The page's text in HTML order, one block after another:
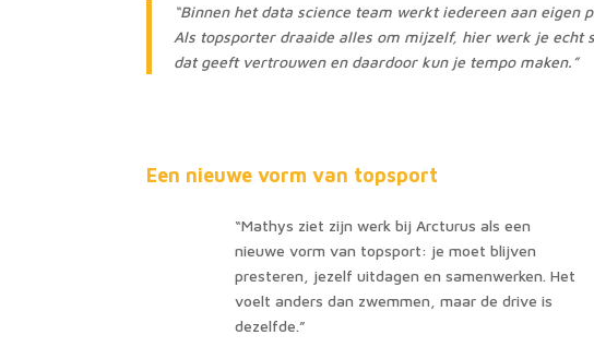
“Binnen het data science team werkt iedereen aan
Als topsporter draaide alles om mijzelf, hier werk je echt
dat geeft vertrouwen en daardoor kun je tempo maken.”
Een nieuwe vorm van topsport
“Mathys ziet zijn werk bij Arcturus als een
nieuwe vorm van topsport: je moet blijven
presteren, jezelf uitdagen en samenwerken. Het
voelt anders dan zwemmen, maar de drive is
dezelfde.”